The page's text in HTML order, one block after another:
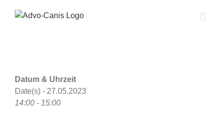
Inhalt
Datum & Uhrzeit
Date(s) - 27.05.2023
14:00 - 15:00